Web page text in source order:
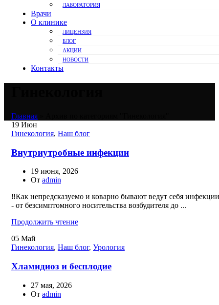
ЛАБОРАТОРИЯ
Врачи
О клинике
ЛИЦЕНЗИЯ
БЛОГ
АКЦИИ
НОВОСТИ
Контакты
Главная
19 Июн
Гинекология, Наш блог
Внутриутробные инфекции
19 июня, 2026
От admin
‼️Как непредсказуемо и коварно бывают ведут себя инфекции
- от безсимптомного носительства возбудителя до ...
Продолжить чтение
05 Май
Гинекология, Наш блог, Урология
Хламидиоз и бесплодие
27 мая, 2026
От admin